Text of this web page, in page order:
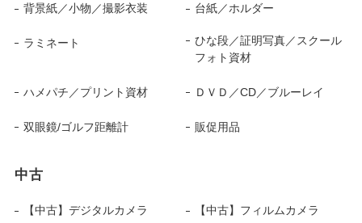
背景紙／小物／撮影衣装 台紙／ホルダー
ラミネート
ひな段／証明写真／スクール
フォト資材
ハメパチ／プリント資材 ＤＶＤ／CD／ブルーレイ
双眼鏡/ゴルフ距離計 販促用品
中古
【中古】デジタルカメラ 【中古】フィルムカメラ